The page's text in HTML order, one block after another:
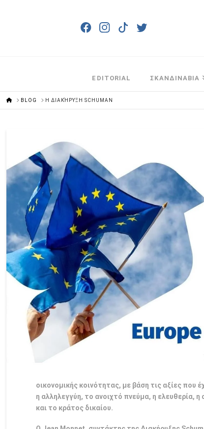
EDITORIAL ΣΚΑΝΔΙΝΑΒΙΑ
HOMEBLOG Η ΔΙΑΚΉΡΥΞΗ SCHUMAN
οικονομικής κοινότητας, με βάση τις αξίες
η αλληλεγγύη, το ανοιχτό πνεύμα, η ελευθερία,
και το κράτος δικαίου.